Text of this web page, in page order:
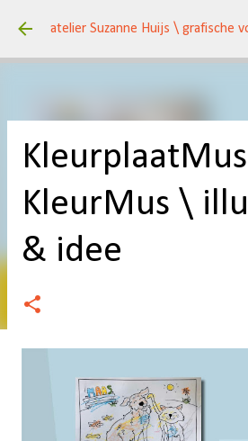
Doorgaan naar
KleurMus \
& idee